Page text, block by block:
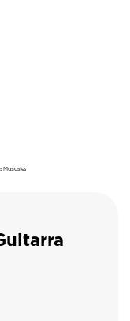
Musicales